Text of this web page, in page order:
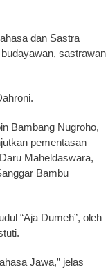
dan Sastra
sastrawan
Bambang Nugroho,
pementasan
Maheldaswara,
Bambu
“Aja Dumeh”, oleh
Jawa,” jelas